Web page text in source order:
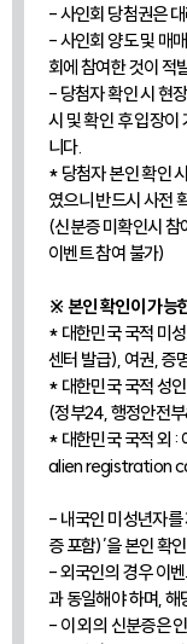
- 사인회 당첨권은
- 사인회 양도 및 매
회에 참여한 것이 적
- 당첨자 확인 시 현
시 및 확인 후 입장이
니다.
* 당첨자 본인 확인
였으니 반드시 사전
(신분증 미확인시 참
이벤트 참여 불가)
※ 본인 확인이 가능
* 대한민국 국적 미
센터 발급), 여권, 증
* 대한민국 국적 성
(정부24, 행정안전
* 대한민국 국적 외
alien registration
- 내국인 미성년자를
증 포함)’을 본인 확
- 외국인의 경우 이
과 동일해야 하며, 해
- 이 외의 신분증은